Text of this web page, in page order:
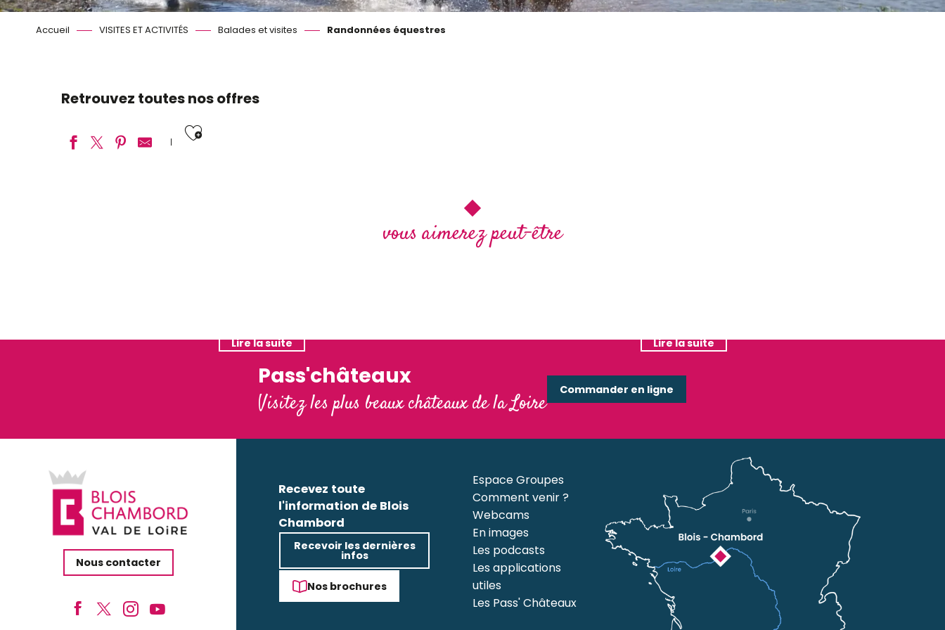
Accueil VISITES ET ACTIVITÉS Balades et visites Randonnées équestres
Retrouvez toutes nos offres
Ajouter aux favoris
vous aimerez peut-être
Lire la suite Lire la suite
Pass'châteaux
Visitez les plus beaux châteaux de la Loire
Commander en ligne
Nous contacter
Recevez toute
l'information de Blois
Chambord
Recevoir les dernières
infos
Nos brochures
Espace Groupes
Comment venir ?
Webcams
En images
Les podcasts
Les applications
utiles
Les Pass' Châteaux